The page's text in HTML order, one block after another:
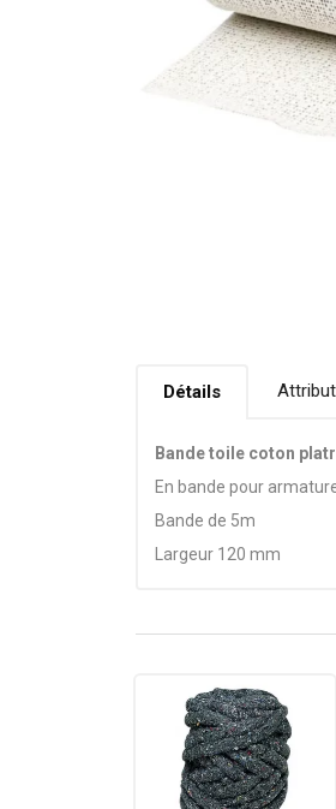
Détails
Bande toile coton
En bande pour
Bande de 5m
Largeur 120 mm